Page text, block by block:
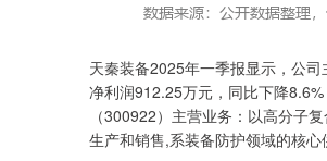
天秦装备2025年一季报显示，公
净利润912.25万元，同比下降
（300922）主营业务：以高分子
生产和销售,系装备防护领域的核心